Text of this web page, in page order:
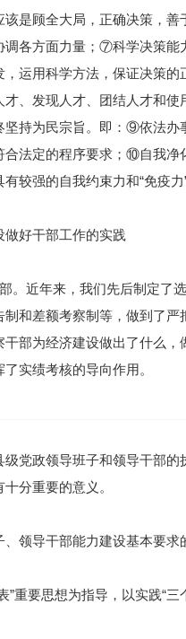
该是顾全大局，正确决策，
调各方面力量；⑦科学决策
，运用科学方法，保证决策
、发现人才、团结人才和
坚持为民宗旨。即：⑨依法
法定的程序要求；⑩自我净
较强的自我约束力和“免疫
做好干部工作的实践
。近年来，我们先后制定了
和差额考察制等，做到了
部为经济建设做出了什么
实绩考核的导向作用。
党政领导班子和领导干部
分重要的意义。
领导干部能力建设基本要求
”重要思想为指导，以实践“